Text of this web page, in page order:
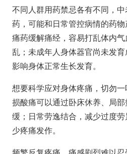
不同人群用药禁忌各有不同，
药，可能和日常管控病情的药
痛药缓解痛经，容易打乱体内
乱；未成年人身体器官尚未发
影响身体正常生长发育。
想要科学应对身体疼痛，切勿
损酸痛可以通过卧床休养、局
缓；日常劳逸结合，减少过度
少疼痛发作。